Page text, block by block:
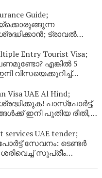
Guide;
ട്രാവൽ
Entry Tourist Visa;
എങ്കിൽ 5
വിസയെക്കുറിച്ച്
പ്രവാസികൾ അറിയാതെ
Visa UAE Al Hind;
പാസ്‌പോർട്ട്,
ഇനി പുതിയ രീതി,
services UAE tender;
സേവനം: ടെണ്ടർ
ശരിവെച്ച് സുപ്രീം